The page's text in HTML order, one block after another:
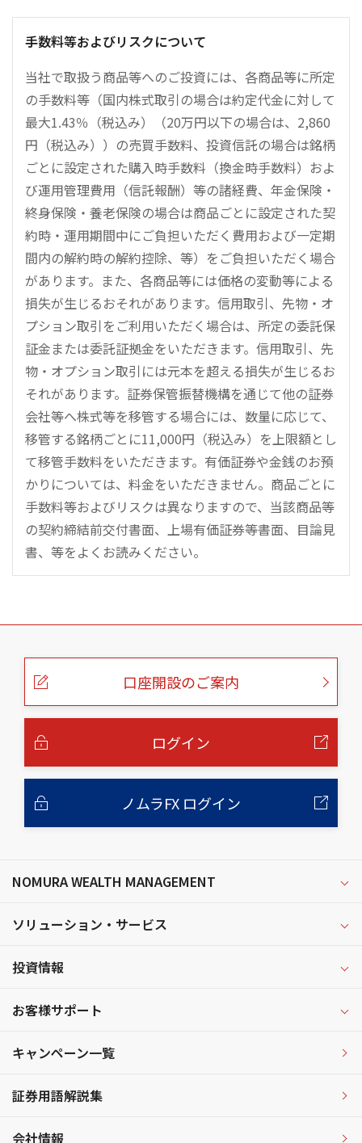
手数料等およびリスクについて
当社で取扱う商品等へのご投資には、各商品等に所定
の手数料等（国内株式取引の場合は約定代金に対して
最大1.43％（税込み）（20万円以下の場合は、2,860
円（税込み））の売買手数料、投資信託の場合は銘柄
ごとに設定された購入時手数料（換金時手数料）およ
び運用管理費用（信託報酬）等の諸経費、年金保険・
終身保険・養老保険の場合は商品ごとに設定された契
約時・運用期間中にご負担いただく費用および一定期
間内の解約時の解約控除、等）をご負担いただく場合
があります。また、各商品等には価格の変動等による
損失が生じるおそれがあります。信用取引、先物・オ
プション取引をご利用いただく場合は、所定の委託保
証金または委託証拠金をいただきます。信用取引、先
物・オプション取引には元本を超える損失が生じるお
それがあります。証券保管振替機構を通じて他の証券
会社等へ株式等を移管する場合には、数量に応じて、
移管する銘柄ごとに11,000円（税込み）を上限額とし
て移管手数料をいただきます。有価証券や金銭のお預
かりについては、料金をいただきません。商品ごとに
手数料等およびリスクは異なりますので、当該商品等
の契約締結前交付書面、上場有価証券等書面、目論見
書、等をよくお読みください。
こ
口座開設のご案内
ログイン
ノムラFX ログイン
NOMURA WEALTH MANAGEMENT
ソリューション・サービス
投資情報
お客様サポート
キャンペーン一覧
証券用語解説集
会社情報